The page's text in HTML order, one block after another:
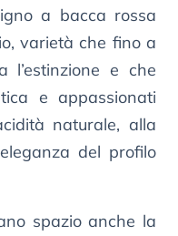
a bacca rossa
varietà che fino a
l’estinzione e che
e appassionati
naturale, alla
del profilo
spazio anche la